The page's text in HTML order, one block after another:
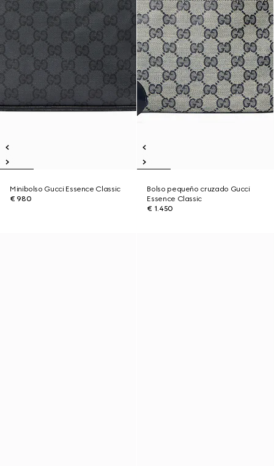
Minibolso Gucci Essence Classic
€ 980
Bolso pequeño cruzado Gucci
Essence Classic
€ 1.450